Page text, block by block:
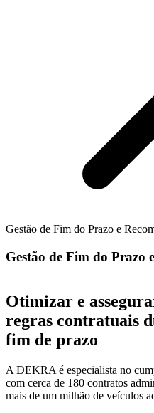
Gestão de Fim do Prazo e
Gestão de Fim do Prazo
Otimizar e
regras contratuais
fim de prazo
A DEKRA é especialista no
com cerca de 180 contratos
mais de um milhão de veículos